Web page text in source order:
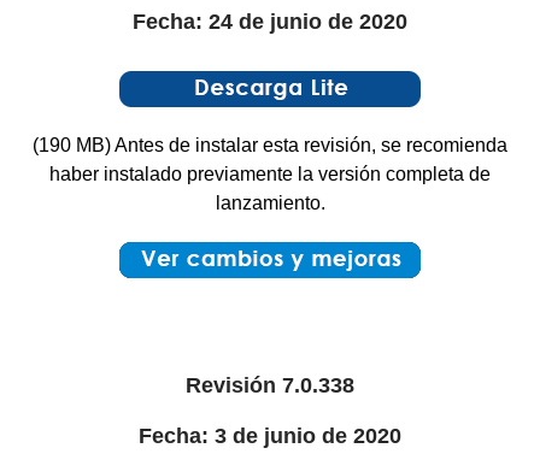
Fecha: 24 de junio de 2020
(190 MB) Antes de instalar esta revisión, se recomienda
haber instalado previamente la versión completa de
lanzamiento.
Revisión 7.0.338
Fecha: 3 de junio de 2020